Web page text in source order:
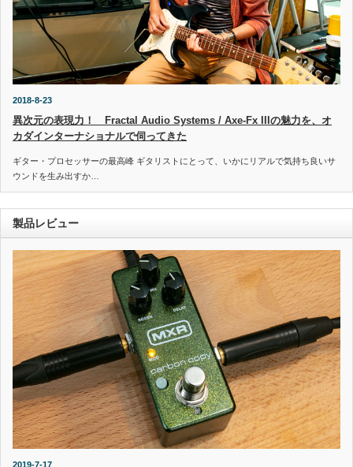
2018-8-23
異次元の表現力！ Fractal Audio Systems / Axe-Fx IIIの魅力を、オ
カダインターナショナルで伺ってきた
ギター・プロセッサーの最高峰 ギタリストにとって、いかにリアルで気持ち良いサ
ウンドを生み出すか…
製品レビュー
2019-7-17